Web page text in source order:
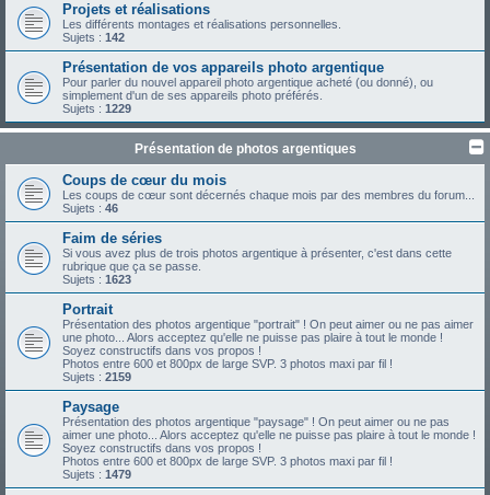
Projets et réalisations
Les différents montages et réalisations personnelles.
Sujets : 142
Présentation de vos appareils photo argentique
Pour parler du nouvel appareil photo argentique acheté (ou donné), ou
simplement d'un de ses appareils photo préférés.
Sujets : 1229
Présentation de photos argentiques
Coups de cœur du mois
Les coups de cœur sont décernés chaque mois par des membres du forum...
Sujets : 46
Faim de séries
Si vous avez plus de trois photos argentique à présenter, c'est dans cette
rubrique que ça se passe.
Sujets : 1623
Portrait
Présentation des photos argentique "portrait" ! On peut aimer ou ne pas aimer
une photo... Alors acceptez qu'elle ne puisse pas plaire à tout le monde !
Soyez constructifs dans vos propos !
Photos entre 600 et 800px de large SVP. 3 photos maxi par fil !
Sujets : 2159
Paysage
Présentation des photos argentique "paysage" ! On peut aimer ou ne pas
aimer une photo... Alors acceptez qu'elle ne puisse pas plaire à tout le monde !
Soyez constructifs dans vos propos !
Photos entre 600 et 800px de large SVP. 3 photos maxi par fil !
Sujets : 1479